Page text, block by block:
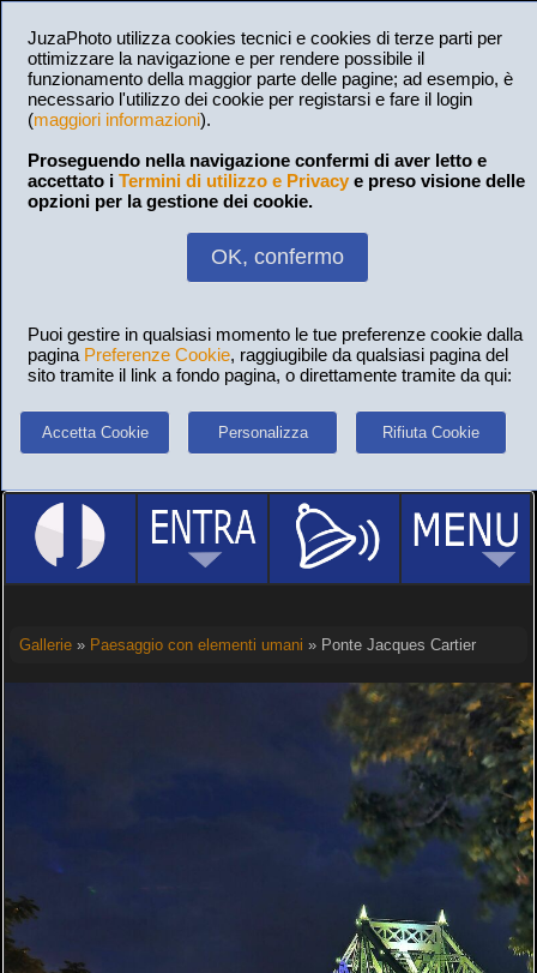
JuzaPhoto utilizza cookies tecnici e cookies di terze parti per
ottimizzare la navigazione e per rendere possibile il
funzionamento della maggior parte delle pagine; ad esempio, è
necessario l'utilizzo dei cookie per registarsi e fare il login
(maggiori informazioni).
Proseguendo nella navigazione confermi di aver letto e
accettato i Termini di utilizzo e Privacy e preso visione delle
opzioni per la gestione dei cookie.
OK, confermo
Puoi gestire in qualsiasi momento le tue preferenze cookie dalla
pagina Preferenze Cookie, raggiugibile da qualsiasi pagina del
sito tramite il link a fondo pagina, o direttamente tramite da qui:
Accetta Cookie Personalizza Rifiuta Cookie
Gallerie» Paesaggio con elementi umani » Ponte Jacques Cartier